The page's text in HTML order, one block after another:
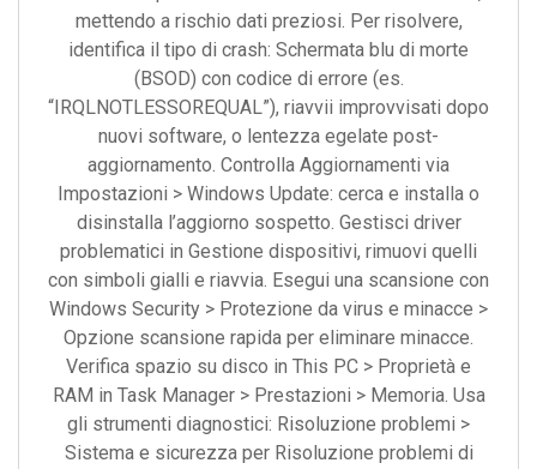
mettendo a rischio dati preziosi. Per risolvere,
identifica il tipo di crash: Schermata blu di morte
(BSOD) con codice di errore (es.
“IRQLNOTLESSOREQUAL”), riavvii improvvisati dopo
nuovi software, o lentezza egelate post-
aggiornamento. Controlla Aggiornamenti via
Impostazioni > Windows Update: cerca e installa o
disinstalla l’aggiorno sospetto. Gestisci driver
problematici in Gestione dispositivi, rimuovi quelli
con simboli gialli e riavvia. Esegui una scansione con
Windows Security > Protezione da virus e minacce >
Opzione scansione rapida per eliminare minacce.
Verifica spazio su disco in This PC > Proprietà e
RAM in Task Manager > Prestazioni > Memoria. Usa
gli strumenti diagnostici: Risoluzione problemi >
Sistema e sicurezza per Risoluzione problemi di